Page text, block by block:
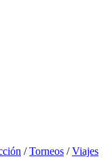
/Torneos /Viajes